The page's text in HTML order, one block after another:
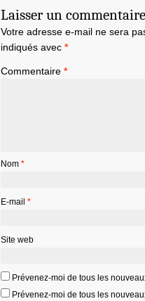
Laisser un commentaire
Votre adresse e-mail ne sera
indiqués avec *
Commentaire *
Nom *
E-mail *
Site web
Prévenez-moi de tous les
Prévenez-moi de tous les